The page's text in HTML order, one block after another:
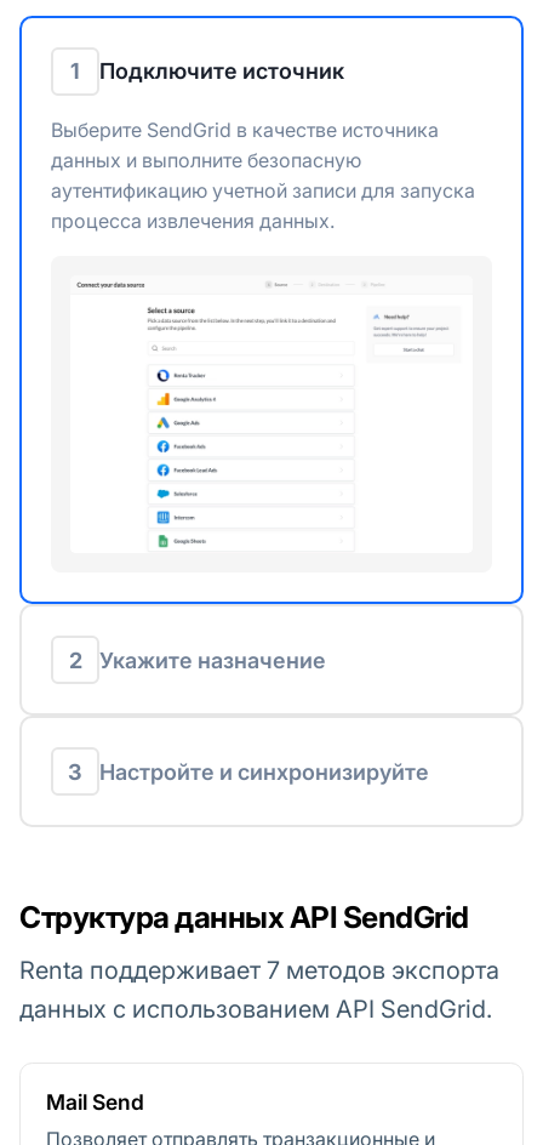
1 Подключите источник
Выберите SendGrid в качестве источника
данных и выполните безопасную
аутентификацию учетной записи для запуска
процесса извлечения данных.
2 Укажите назначение
3 Настройте и синхронизируйте
Структура данных API SendGrid
Renta поддерживает 7 методов экспорта
данных с использованием API SendGrid.
Mail Send
Позволяет отправлять транзакционные и